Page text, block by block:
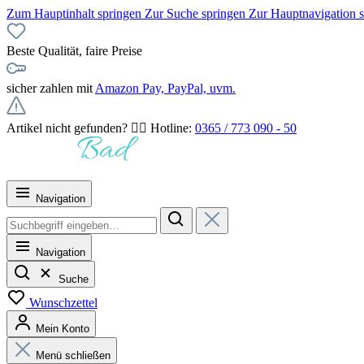
Zum Hauptinhalt springen Zur Suche springen Zur Hauptnavigation
Beste Qualität, faire Preise
sicher zahlen mit Amazon Pay, PayPal, uvm.
Artikel nicht gefunden? 👉🏻 Hotline: 0365 / 773 090 - 50
Navigation
Navigation
Suche
Wunschzettel
Mein Konto
Menü schließen